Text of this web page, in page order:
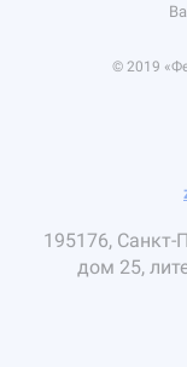
© 2019
195176, Санкт-
дом 25,